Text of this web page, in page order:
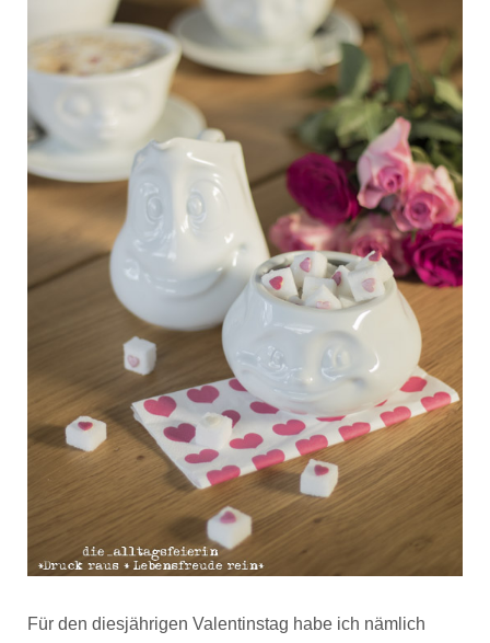
Für den diesjährigen Valentinstag habe ich nämlich